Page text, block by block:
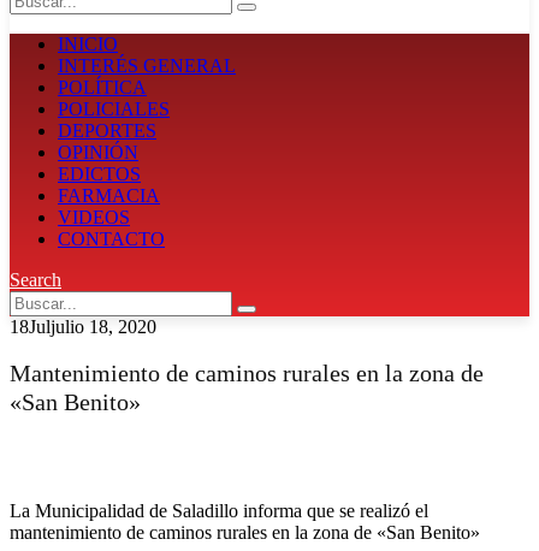
INICIO
INTERÉS GENERAL
POLÍTICA
POLICIALES
DEPORTES
OPINIÓN
EDICTOS
FARMACIA
VIDEOS
CONTACTO
Search
18Juljulio 18, 2020
Mantenimiento de caminos rurales en la zona de
«San Benito»
La Municipalidad de Saladillo informa que se realizó el
mantenimiento de caminos rurales en la zona de «San Benito»